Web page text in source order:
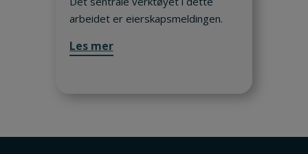
arbeidet er eierskapsmeldingen.
Les mer